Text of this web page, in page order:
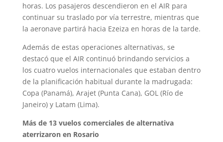
horas. Los pasajeros descendieron en el AIR para
continuar su traslado por vía terrestre, mientras que
la aeronave partirá hacia Ezeiza en horas de la tarde.
Además de estas operaciones alternativas, se
destacó que el AIR continuó brindando servicios a
los cuatro vuelos internacionales que estaban dentro
de la planificación habitual durante la madrugada:
Copa (Panamá), Arajet (Punta Cana), GOL (Río de
Janeiro) y Latam (Lima).
Más de 13 vuelos comerciales de alternativa
aterrizaron en Rosario